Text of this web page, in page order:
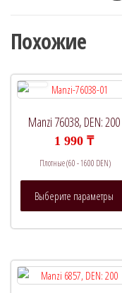
Похожие
Manzi 76038, DEN: 200
1 990 ₸
Плотные (60 - 1600 DEN)
Выберите параметры